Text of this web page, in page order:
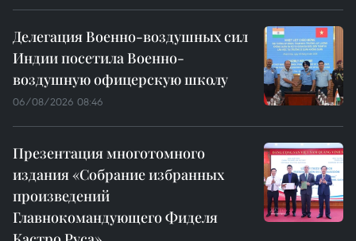
Делегация Военно-воздушных сил
Индии посетила Военно-
воздушную офицерскую школу
06/08/2026 08:46
Презентация многотомного
издания «Собрание избранных
произведений
Главнокомандующего Фиделя